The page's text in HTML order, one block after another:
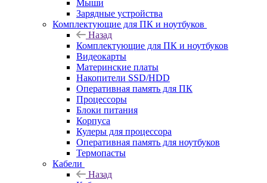
Мыши
Зарядные устройства
Комплектующие для ПК и ноутбуков
Назад
Комплектующие для ПК и ноутбуков
Видеокарты
Материнские платы
Накопители SSD/HDD
Оперативная память для ПК
Процессоры
Блоки питания
Корпуса
Кулеры для процессора
Оперативная память для ноутбуков
Термопасты
Кабели
Назад